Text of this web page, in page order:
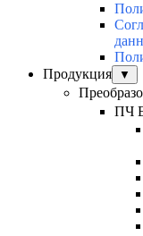
Продукция
▼
ПЧ